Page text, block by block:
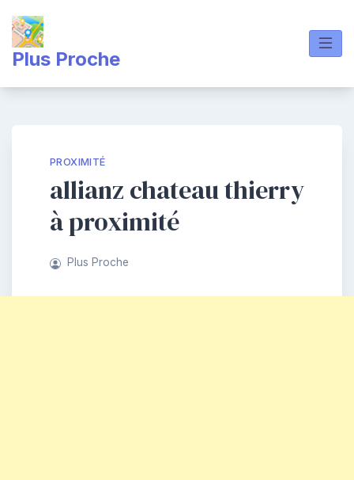
content
Plus Proche
PROXIMITÉ
allianz chateau thierry
à proximité
Plus Proche